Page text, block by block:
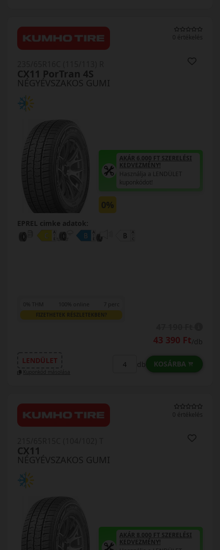
0 értékelés
NÉGYÉVSZAKOS GUMI
CX11 PorTran 4S
AKÁR 6.000 FT SZERELÉSI
KEDVEZMÉNY!
Használja a LENDÜLET
kuponkódot!
0%
EPREL cimke adatok:
0% THM 100% online 7 perc
FIZETHETEK RÉSZLETEKBEN?
43 390 Ft/db
LENDÜLET
Kuponkód másolása
db KOSÁRBA
0 értékelés
NÉGYÉVSZAKOS GUMI
CX11
AKÁR 8.000 FT SZERELÉSI
KEDVEZMÉNY!